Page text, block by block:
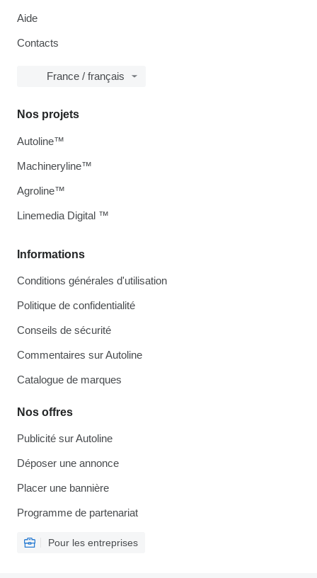
Aide
Contacts
France / français
Informations
Conditions générales d'utilisation
Politique de confidentialité
Conseils de sécurité
Commentaires sur Autoline
Catalogue de marques
Nos offres
Publicité sur Autoline
Déposer une annonce
Placer une bannière
Programme de partenariat
Pour les entreprises
Nos projets
Autoline™
Machineryline™
Agroline™
Linemedia Digital ™